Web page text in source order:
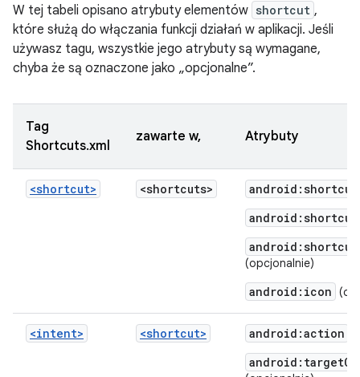
W tej tabeli opisano atrybuty elementów shortcut ,
które służą do włączania funkcji działań w aplikacji. Jeśli
używasz tagu, wszystkie jego atrybuty są wymagane,
chyba że są oznaczone jako „opcjonalne”.
Tag
Shortcuts.xml
zawarte w, Atrybuty
<shortcut> <shortcuts>
(opcjonalnie)
android:icon
<intent> <shortcut>
android:action